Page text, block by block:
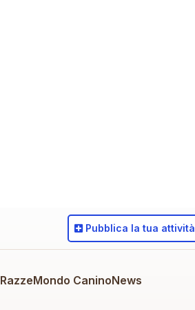
RazzeMondo CaninoNews
Pubblica la tua attività